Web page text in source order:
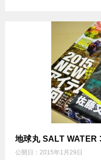
地球丸 SALT WATER
公開日： 2015年1月29日